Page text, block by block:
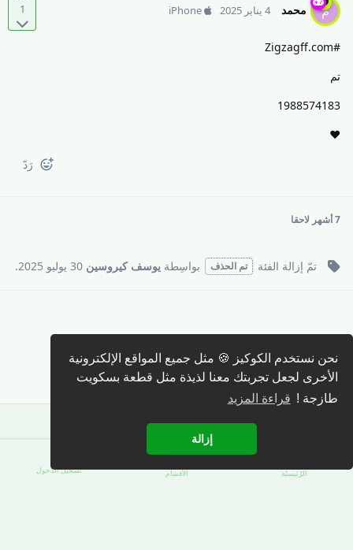
نحن نستخدم الكوكيز 🍪 مثل جميع المواقع الإلكترونية
الأخرى لجعل تجربتك معنا لذيذة مثل قطعة بسكويت
طازجة ! قراءة المزيد
إزالة
1 م محمد 4 يناير 2025 iPhone
#Zigzagff.com
تم
1988574183
❤️
رَدّ
7 أشهر لاحقا
تمّ إزالة الفئة تم الحذف بواسِطة يوسف كيروسين 30 يوليو 2025 .
كتابة رد 🖊️
الرّئيسيّة الأقسَام تسجيل الدّخول